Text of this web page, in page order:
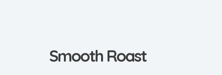
Smooth Roast